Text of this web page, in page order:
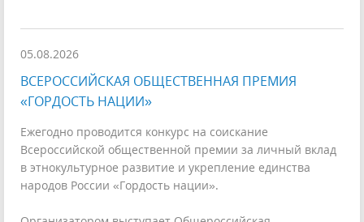
05.08.2026
ВСЕРОССИЙСКАЯ ОБЩЕСТВЕННАЯ ПРЕМИЯ
«ГОРДОСТЬ НАЦИИ»
Ежегодно проводится конкурс на соискание
Всероссийской общественной премии за личный вклад
в этнокультурное развитие и укрепление единства
народов России «Гордость нации».